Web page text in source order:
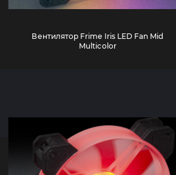
Вентилятор Frime Iris LED Fan Mid
Multicolor